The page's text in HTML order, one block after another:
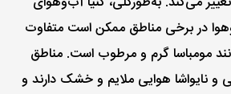
در برخی مناطق ممکن است متفاوت
مومباسا گرم و مرطوب است. مناطق
و نایواشا هوایی ملایم و خشک دارند و